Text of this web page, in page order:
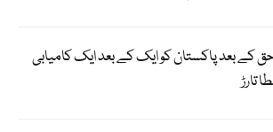
کے بعد پاکستان کو ایک کے بعد ایک کامیابی
تارڑ